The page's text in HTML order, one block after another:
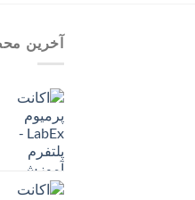
آخرین